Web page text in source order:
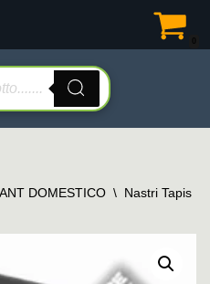
DOMESTICO \ Nastri Tapis